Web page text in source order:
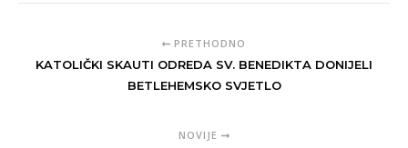
PRETHODNO
KATOLIČKI SKAUTI ODREDA SV. BENEDIKTA DONIJELI
BETLEHEMSKO SVJETLO
NOVIJE